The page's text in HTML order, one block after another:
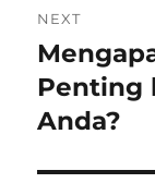
NEXT
Next
post:
Penting
Anda?